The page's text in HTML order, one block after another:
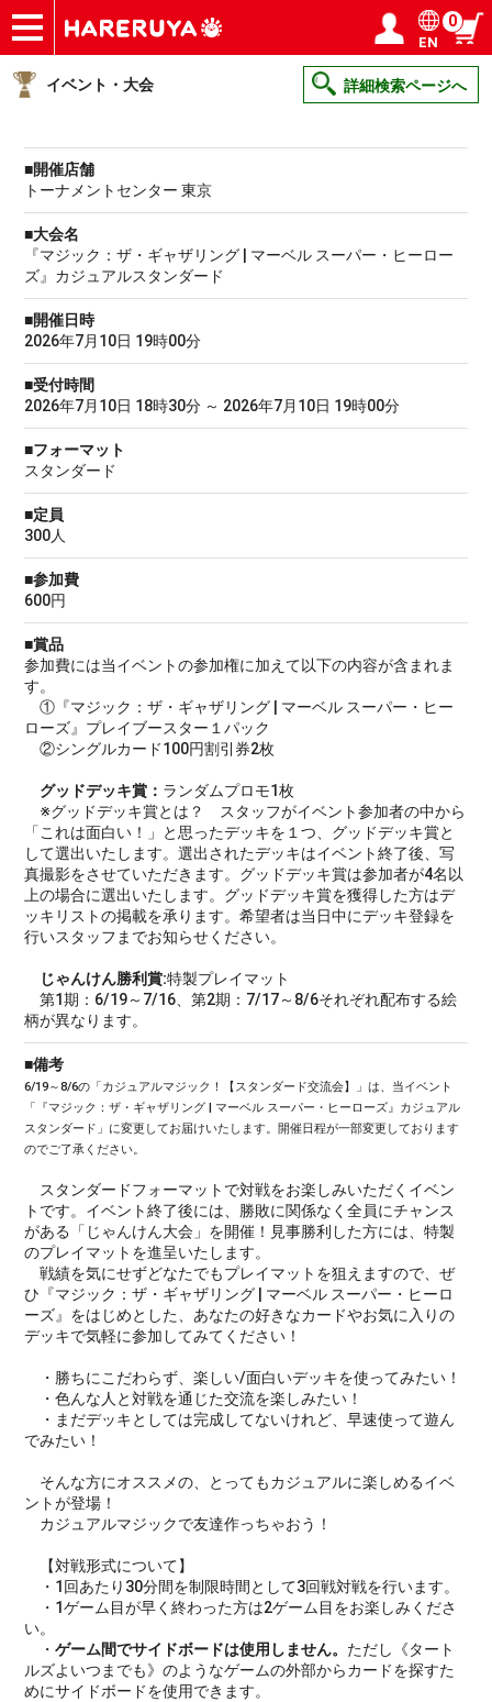
ショップ
買取
記事
デッキ検索
デッキ構築
選手一覧
店舗一覧
イベント
ヘルプ
お問い合わせ ログイン／会員登録
EN
0
イベント・大会 詳細検索ページへ
■開催店舗
トーナメントセンター 東京
■大会名
『マジック：ザ・ギャザリング | マーベル スーパー・ヒーロー
ズ』カジュアルスタンダード
■開催日時
2026年7月10日 19時00分
■受付時間
2026年7月10日 18時30分 ～ 2026年7月10日 19時00分
■フォーマット
スタンダード
■定員
300人
■参加費
600円
■賞品
参加費には当イベントの参加権に加えて以下の内容が含まれま
す。
①『マジック：ザ・ギャザリング | マーベル スーパー・ヒー
ローズ』プレイブースター１パック
②シングルカード100円割引券2枚
グッドデッキ賞： ランダムプロモ1枚
※グッドデッキ賞とは？ スタッフがイベント参加者の中から
「これは面白い！」と思ったデッキを１つ、グッドデッキ賞と
して選出いたします。選出されたデッキはイベント終了後、写
真撮影をさせていただきます。グッドデッキ賞は参加者が4名以
上の場合に選出いたします。グッドデッキ賞を獲得した方はデ
ッキリストの掲載を承ります。希望者は当日中にデッキ登録を
行いスタッフまでお知らせください。
じゃんけん勝利賞:特製プレイマット
第1期：6/19～7/16、第2期：7/17～8/6それぞれ配布する絵
柄が異なります。
■備考
6/19～8/6の「カジュアルマジック！【スタンダード交流会】」は、当イベント
「『マジック：ザ・ギャザリング | マーベル スーパー・ヒーローズ』カジュアル
スタンダード」に変更してお届けいたします。開催日程が一部変更しております
のでご了承ください。
スタンダードフォーマットで対戦をお楽しみいただくイベン
トです。イベント終了後には、勝敗に関係なく全員にチャンス
がある「じゃんけん大会」を開催！見事勝利した方には、特製
のプレイマットを進呈いたします。
戦績を気にせずどなたでもプレイマットを狙えますので、ぜ
ひ『マジック：ザ・ギャザリング | マーベル スーパー・ヒーロ
ーズ』をはじめとした、あなたの好きなカードやお気に入りの
デッキで気軽に参加してみてください！
・勝ちにこだわらず、楽しい/面白いデッキを使ってみたい！
・色んな人と対戦を通じた交流を楽しみたい！
・まだデッキとしては完成してないけれど、早速使って遊ん
でみたい！
そんな方にオススメの、とってもカジュアルに楽しめるイベ
ントが登場！
カジュアルマジックで友達作っちゃおう！
【対戦形式について】
・1回あたり30分間を制限時間として3回戦対戦を行います。
・1ゲーム目が早く終わった方は2ゲーム目をお楽しみくださ
い。
・ゲーム間でサイドボードは使用しません。 ただし《タート
ルズよいつまでも》のようなゲームの外部からカードを探すた
めにサイドボードを使用できます。